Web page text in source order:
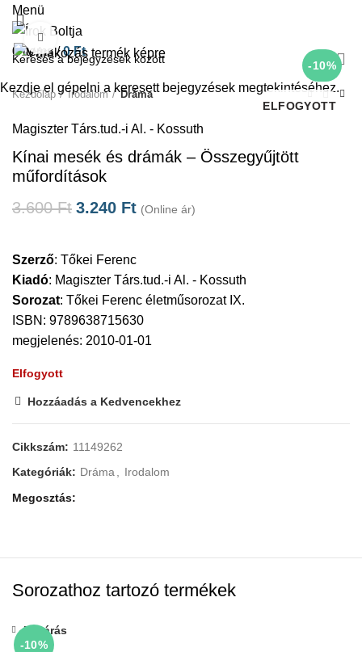
Menü
0items / 0Ft
-10%
ELFOGYOTT
Click to enlarge
Kezdőlap Irodalom Dráma
Magiszter Társ.tud.-i Al. - Kossuth
Kínai mesék és drámák – Összegyűjtött
műfordítások
3.600Ft 3.240 Ft (Online ár)
Szerző: Tőkei Ferenc
Kiadó: Magiszter Társ.tud.-i Al. - Kossuth
Sorozat: Tőkei Ferenc életműsorozat IX.
ISBN: 9789638715630
megjelenés: 2010-01-01
Elfogyott
Hozzáadás a Kedvencekhez
Cikkszám: 11149262
Kategóriák: Dráma Irodalom
Megosztás
Sorozathoz tartozó termékek
-10%
Bezárás
Kezdje el gépelni a keresett bejegyzések megtekintéséhez.